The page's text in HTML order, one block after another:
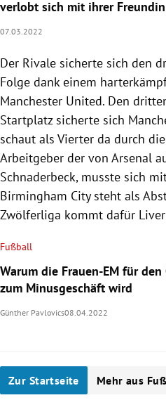
verlobt sich mit ihrer Freundin
07.03.2022
Der Rivale sicherte sich den
Folge dank einem
Manchester United. Den
Startplatz sicherte sich
schaut als Vierter da durch
Arbeitgeber der von Arsenal
Schnaderbeck, musste sich
Birmingham City steht als
Zwölferliga kommt dafür
Fußball
Warum die Frauen-EM für den
zum Minusgeschäft wird
Günther Pavlovics08.04.2022
Zur Startseite Mehr aus